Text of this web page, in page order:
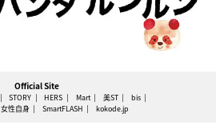
Official Site
STORY HERS Mart 美ST
bis
女性自身 SmartFLASH kokode.jp